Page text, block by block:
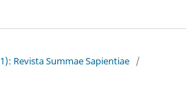
Revista Summae Sapientiae /